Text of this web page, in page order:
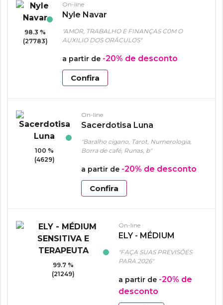
98.3 %
(27783)
On-line
Nyle Navar
"AMOR, TRABALHO E FINANÇAS C0M O
AUXILIO DOS ORÁCULOS"
a partir de -20% de desconto
Confira
100 %
(4629)
On-line
Sacerdotisa Luna
"Baralho cigano, Tarot, Numerologia,
Borra de café, Runas, b"
a partir de -20% de desconto
Confira
99.7 %
(21249)
On-line
ELY - MÉDIUM
SENSITIVA E
TERAPEUTA
"FAÇA SUAS PREVISÕES
PARA 2026"
a partir de -20% de
desconto